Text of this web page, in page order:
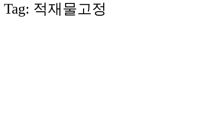
Tag: 적재물고정